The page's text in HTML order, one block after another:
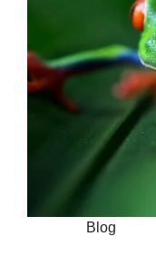
Blog